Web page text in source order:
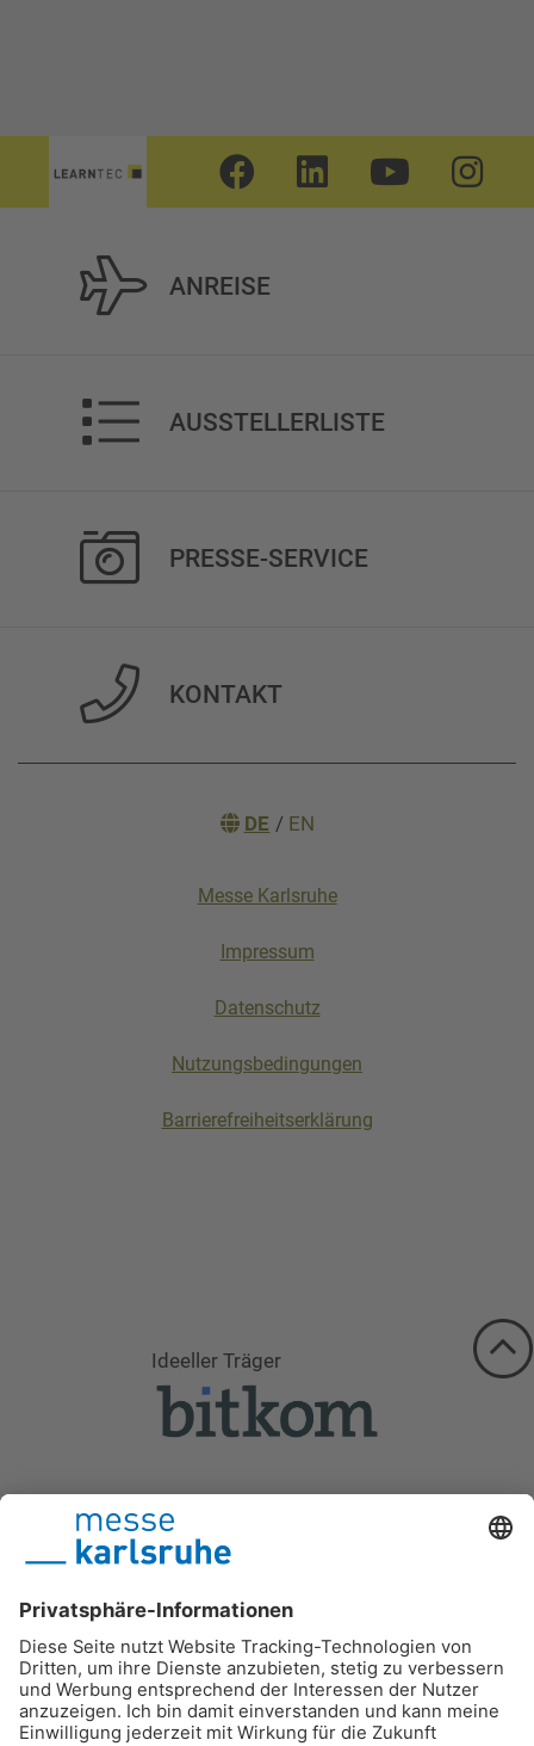
ANREISE
AUSSTELLERLISTE
PRESSE-SERVICE
KONTAKT
DE / EN
Messe Karlsruhe
Impressum
Datenschutz
Nutzungsbedingungen
Barrierefreiheitserklärung
Ideeller Träger
Schirmherrschaft 2026